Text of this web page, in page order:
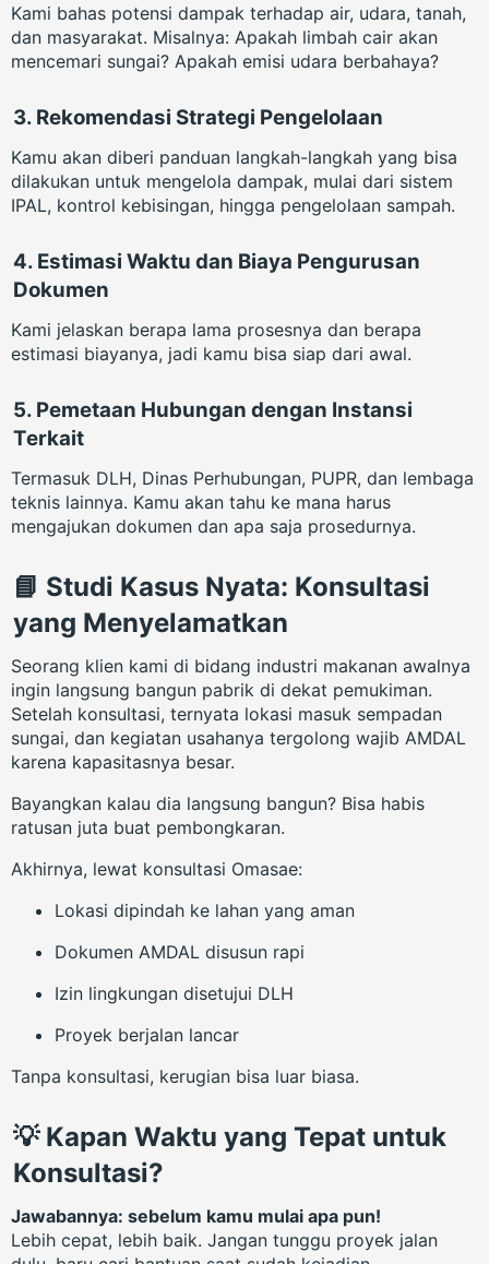
Kami bahas potensi dampak terhadap air, udara, tanah,
dan masyarakat. Misalnya: Apakah limbah cair akan
mencemari sungai? Apakah emisi udara berbahaya?
3. Rekomendasi Strategi Pengelolaan
Kamu akan diberi panduan langkah-langkah yang bisa
dilakukan untuk mengelola dampak, mulai dari sistem
IPAL, kontrol kebisingan, hingga pengelolaan sampah.
4. Estimasi Waktu dan Biaya Pengurusan
Dokumen
Kami jelaskan berapa lama prosesnya dan berapa
estimasi biayanya, jadi kamu bisa siap dari awal.
5. Pemetaan Hubungan dengan Instansi
Terkait
Termasuk DLH, Dinas Perhubungan, PUPR, dan lembaga
teknis lainnya. Kamu akan tahu ke mana harus
mengajukan dokumen dan apa saja prosedurnya.
📘 Studi Kasus Nyata: Konsultasi
yang Menyelamatkan
Seorang klien kami di bidang industri makanan awalnya
ingin langsung bangun pabrik di dekat pemukiman.
Setelah konsultasi, ternyata lokasi masuk sempadan
sungai, dan kegiatan usahanya tergolong wajib AMDAL
karena kapasitasnya besar.
Bayangkan kalau dia langsung bangun? Bisa habis
ratusan juta buat pembongkaran.
Akhirnya, lewat konsultasi Omasae:
Lokasi dipindah ke lahan yang aman
Dokumen AMDAL disusun rapi
Izin lingkungan disetujui DLH
Proyek berjalan lancar
Tanpa konsultasi, kerugian bisa luar biasa.
💡 Kapan Waktu yang Tepat untuk
Konsultasi?
Jawabannya: sebelum kamu mulai apa pun!
Lebih cepat, lebih baik. Jangan tunggu proyek jalan